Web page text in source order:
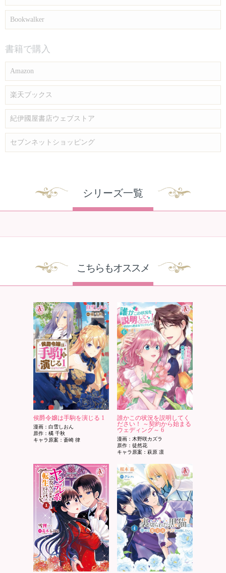
Bookwalker
書籍で購入
Amazon
楽天ブックス
紀伊國屋書店ウェブストア
セブンネットショッピング
シリーズ一覧
こちらもオススメ
侯爵令嬢は手駒を演じる 1
漫画：白雪しおん
原作：橘 千秋
キャラ原案：蒼崎 律
誰かこの状況を説明してく
ださい！ ～契約から始まる
ウェディング～ 6
漫画：木野咲カズラ
原作：徒然花
キャラ原案：萩原 凛